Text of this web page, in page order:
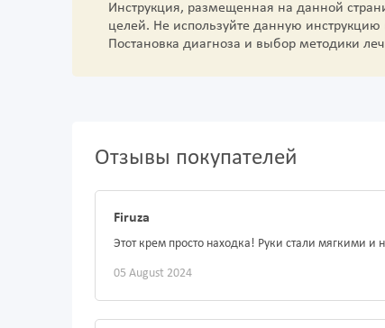
Инструкция, размещенная на данной
целей. Не используйте данную
Постановка диагноза и выбор методики
Отзывы покупателей
Firuza
Этот крем просто находка! Руки стали мягкими
05 August 2024